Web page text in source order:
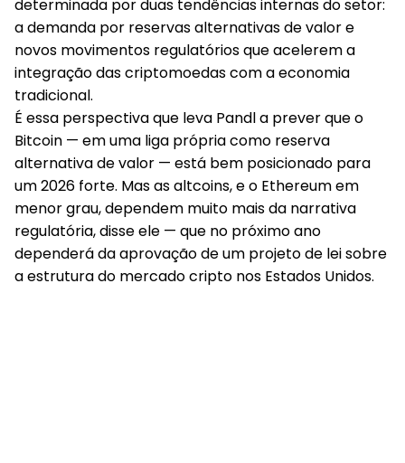
determinada por duas tendências internas do setor:
a demanda por reservas alternativas de valor e
novos movimentos regulatórios que acelerem a
integração das criptomoedas com a economia
tradicional.
É essa perspectiva que leva Pandl a prever que o
Bitcoin — em uma liga própria como reserva
alternativa de valor — está bem posicionado para
um 2026 forte. Mas as altcoins, e o Ethereum em
menor grau, dependem muito mais da narrativa
regulatória, disse ele — que no próximo ano
dependerá da aprovação de um projeto de lei sobre
a estrutura do mercado cripto nos Estados Unidos.